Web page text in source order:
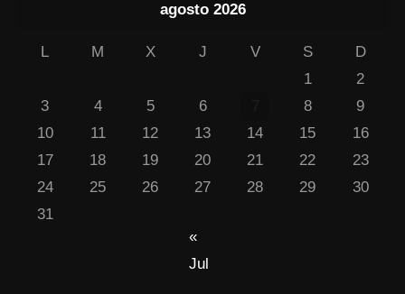
agosto 2026
L M X J V S
D
1
2
3
4 5 6 8
9
10
11 12 13 14 15
16
17
18 19 20 21 22
23
24
25 26 27 28 29
30
31
«
Jul